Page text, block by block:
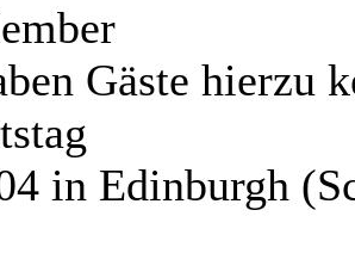
Gäste hierzu
in Edinburgh